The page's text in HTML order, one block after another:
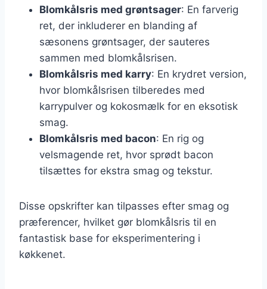
Blomkålsris med grøntsager: En farverig
ret, der inkluderer en blanding af
sæsonens grøntsager, der sauteres
sammen med blomkålsrisen.
Blomkålsris med karry: En krydret version,
hvor blomkålsrisen tilberedes med
karrypulver og kokosmælk for en eksotisk
smag.
Blomkålsris med bacon: En rig og
velsmagende ret, hvor sprødt bacon
tilsættes for ekstra smag og tekstur.
Disse opskrifter kan tilpasses efter smag og
præferencer, hvilket gør blomkålsris til en
fantastisk base for eksperimentering i
køkkenet.